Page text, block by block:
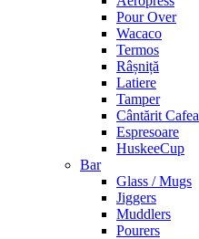
Pour Over
Wacaco
Termos
Râșniță
Latiere
Tamper
Cântărit Cafea
Espresoare
HuskeeCup
Bar
Glass / Mugs
Jiggers
Muddlers
Pourers